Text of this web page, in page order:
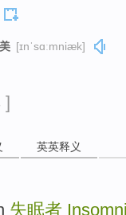
美 [ɪnˈsɑːmniæk]
]
英英释义
失眠者